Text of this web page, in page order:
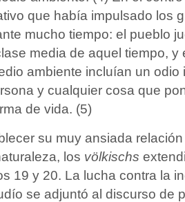
que había impulsado los
mucho tiempo: el pueblo
media de aquel tiempo, y
ambiente incluían un
y cualquier cosa que
de vida. (5)
su muy ansiada
los völkischs
19 y 20. La lucha contra la
se adjuntó al discurso de